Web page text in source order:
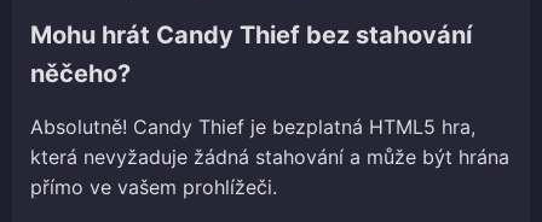
Mohu hrát Candy Thief bez stahování
něčeho?
Absolutně! Candy Thief je bezplatná HTML5 hra,
která nevyžaduje žádná stahování a může být hrána
přímo ve vašem prohlížeči.